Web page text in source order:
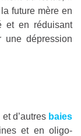
future mère en
et en réduisant
une dépression
d’autres baies
et en oligo-